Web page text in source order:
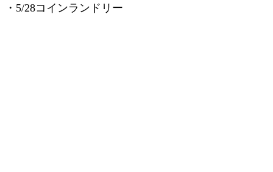
・5/28コインランドリー